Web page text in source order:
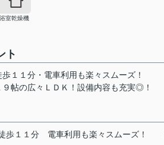
浴室乾燥機
ト
１１分・電車利用も楽々スムーズ！
帖の広々ＬＤＫ！設備内容も充実◎！
歩１１分 電車利用も楽々スムーズ！